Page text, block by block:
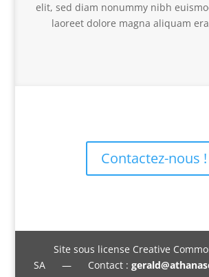
elit, sed diam nonummy nibh
laoreet dolore magna aliquam
Contactez-nous !
Site sous license Creative
SA — Contact :